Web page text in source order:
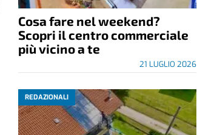
Cosa fare nel weekend?
Scopri il centro commerciale
più vicino a te
21 LUGLIO 2026
REDAZIONALI